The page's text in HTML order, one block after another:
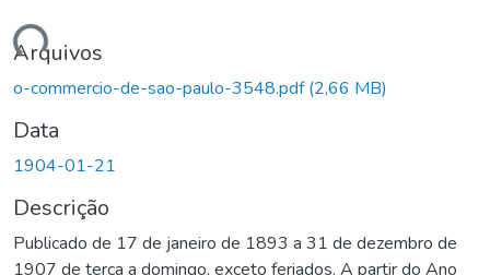
Arquivos
o-commercio-de-sao-paulo-3548.pdf(2,66 MB)
Data
1904-01-21
Descrição
Publicado de 17 de janeiro de 1893 a 31 de dezembro de
1907 de terça a domingo, exceto feriados. A partir do Ano